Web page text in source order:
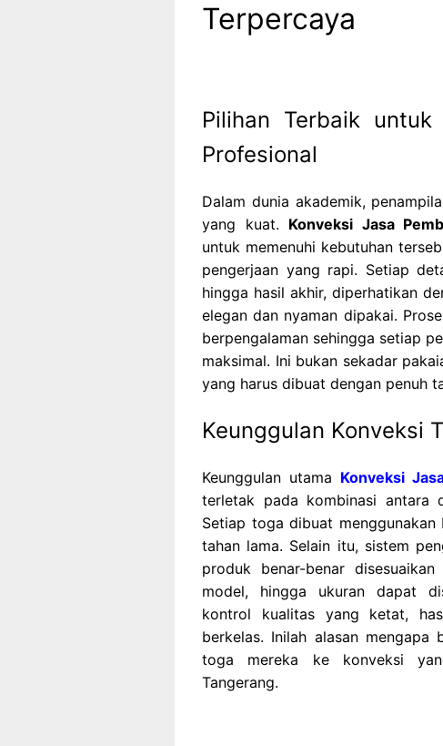
Terpercaya
Pilihan Terbaik
Profesional
Dalam dunia akademik,
yang kuat. Konveksi Jasa
untuk memenuhi kebutuhan
pengerjaan yang rapi. Setiap
hingga hasil akhir, diperhatikan
elegan dan nyaman dipakai.
berpengalaman sehingga setiap
maksimal. Ini bukan sekadar
yang harus dibuat dengan penuh
Keunggulan Konveksi
Keunggulan utama Konveksi
terletak pada kombinasi antara
Setiap toga dibuat
tahan lama. Selain itu, sistem
produk benar-benar
model, hingga ukuran dapat
kontrol kualitas yang ketat,
berkelas. Inilah alasan mengapa
toga mereka ke konveksi
Tangerang.